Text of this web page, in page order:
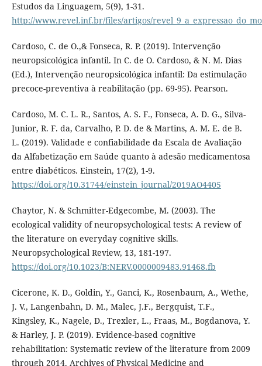
Estudos da Linguagem, 5(9), 1-31.
http://www.revel.inf.br/files/artigos/
Cardoso, C. de O.,& Fonseca, R. P. (2019). Intervenção
neuropsicológica infantil. In C. de O. Cardoso, & N. M. Dias
(Ed.), Intervenção neuropsicológica infantil: Da estimulação
precoce-preventiva à reabilitação (pp. 69-95). Pearson.
Cardoso, M. C. L. R., Santos, A. S. F., Fonseca, A. D. G., Silva-
Junior, R. F. da, Carvalho, P. D. de & Martins, A. M. E. de B.
L. (2019). Validade e confiabilidade da Escala de Avaliação
da Alfabetização em Saúde quanto à adesão medicamentosa
entre diabéticos. Einstein, 17(2), 1-9.
https://doi.org/10.31744/einstein_journal/2019AO4405
Chaytor, N. & Schmitter-Edgecombe, M. (2003). The
ecological validity of neuropsychological tests: A review of
the literature on everyday cognitive skills.
Neuropsychological Review, 13, 181-197.
https://doi.org/10.1023/B:NERV.0000009483.91468.fb
Cicerone, K. D., Goldin, Y., Ganci, K., Rosenbaum, A., Wethe,
J. V., Langenbahn, D. M., Malec, J.F., Bergquist, T.F.,
Kingsley, K., Nagele, D., Trexler, L., Fraas, M., Bogdanova, Y.
& Harley, J. P. (2019). Evidence-based cognitive
rehabilitation: Systematic review of the literature from 2009
through 2014. Archives of Physical Medicine and